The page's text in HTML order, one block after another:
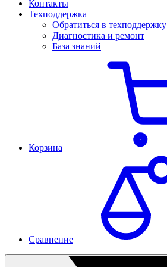
Контакты
Техподдержка
Обратиться в техподдержку
Диагностика и ремонт
База знаний
Корзина
Сравнение